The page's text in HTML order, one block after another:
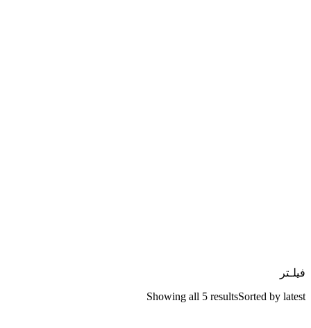
فیلـتر
Showing all 5 resultsSorted by latest